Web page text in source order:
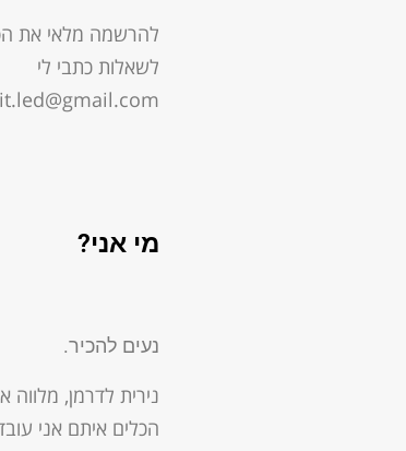
להרשמה מלאי את
לשאלות כתבי לי
מי אני?
נעים להכיר.
נירית לדרמן, מלווה
הכלים איתם אני